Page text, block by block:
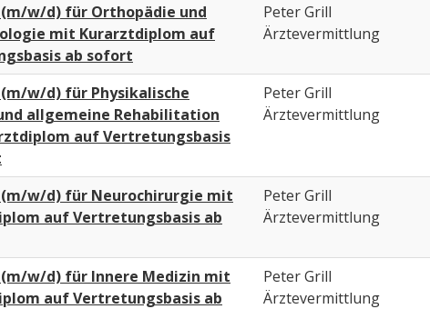
w/d) für Orthopädie und
mit Kurarztdiplom auf
ab sofort
Peter Grill
Ärztevermittlung
w/d) für Physikalische
allgemeine Rehabilitation
auf Vertretungsbasis
Peter Grill
Ärztevermittlung
(m/w/d) für Neurochirurgie mit
auf Vertretungsbasis ab
Peter Grill
Ärztevermittlung
(m/w/d) für Innere Medizin mit
auf Vertretungsbasis ab
Peter Grill
Ärztevermittlung